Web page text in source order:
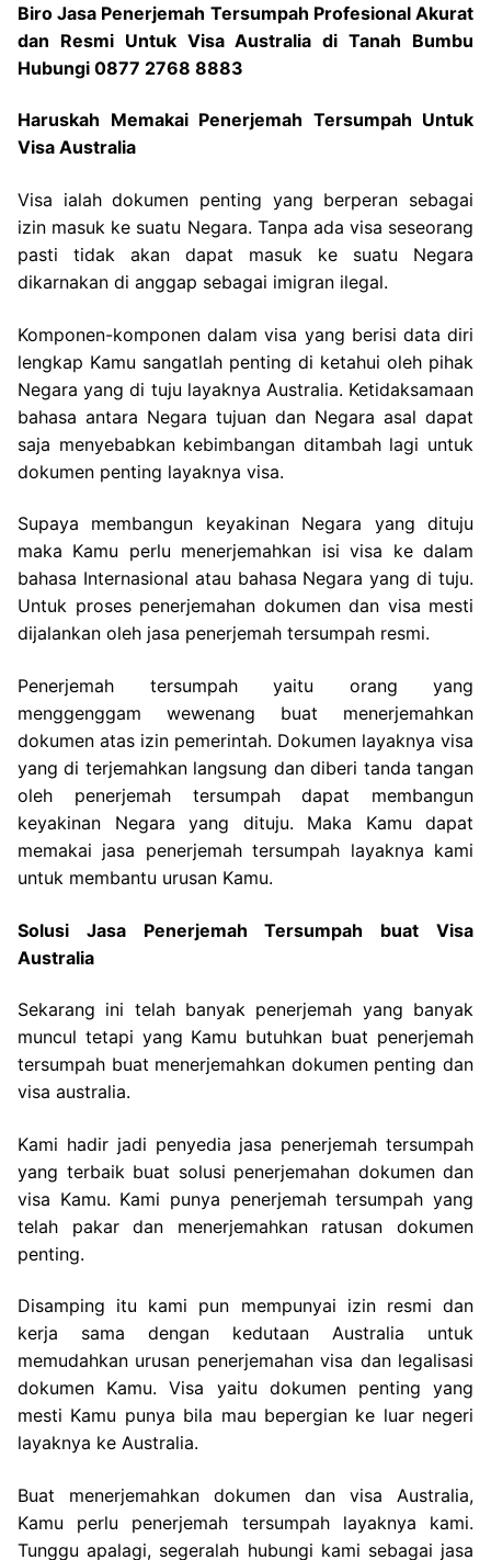
Biro Jasa Penerjemah Tersumpah Profesional Akurat
dan Resmi Untuk Visa Australia di Tanah Bumbu
Hubungi 0877 2768 8883
Haruskah Memakai Penerjemah Tersumpah Untuk
Visa Australia
Visa ialah dokumen penting yang berperan sebagai
izin masuk ke suatu Negara. Tanpa ada visa seseorang
pasti tidak akan dapat masuk ke suatu Negara
dikarnakan di anggap sebagai imigran ilegal.
Komponen-komponen dalam visa yang berisi data diri
lengkap Kamu sangatlah penting di ketahui oleh pihak
Negara yang di tuju layaknya Australia. Ketidaksamaan
bahasa antara Negara tujuan dan Negara asal dapat
saja menyebabkan kebimbangan ditambah lagi untuk
dokumen penting layaknya visa.
Supaya membangun keyakinan Negara yang dituju
maka Kamu perlu menerjemahkan isi visa ke dalam
bahasa Internasional atau bahasa Negara yang di tuju.
Untuk proses penerjemahan dokumen dan visa mesti
dijalankan oleh jasa penerjemah tersumpah resmi.
Penerjemah tersumpah yaitu orang yang
menggenggam wewenang buat menerjemahkan
dokumen atas izin pemerintah. Dokumen layaknya visa
yang di terjemahkan langsung dan diberi tanda tangan
oleh penerjemah tersumpah dapat membangun
keyakinan Negara yang dituju. Maka Kamu dapat
memakai jasa penerjemah tersumpah layaknya kami
untuk membantu urusan Kamu.
Solusi Jasa Penerjemah Tersumpah buat Visa
Australia
Sekarang ini telah banyak penerjemah yang banyak
muncul tetapi yang Kamu butuhkan buat penerjemah
tersumpah buat menerjemahkan dokumen penting dan
visa australia.
Kami hadir jadi penyedia jasa penerjemah tersumpah
yang terbaik buat solusi penerjemahan dokumen dan
visa Kamu. Kami punya penerjemah tersumpah yang
telah pakar dan menerjemahkan ratusan dokumen
penting.
Disamping itu kami pun mempunyai izin resmi dan
kerja sama dengan kedutaan Australia untuk
memudahkan urusan penerjemahan visa dan legalisasi
dokumen Kamu. Visa yaitu dokumen penting yang
mesti Kamu punya bila mau bepergian ke luar negeri
layaknya ke Australia.
Buat menerjemahkan dokumen dan visa Australia,
Kamu perlu penerjemah tersumpah layaknya kami.
Tunggu apalagi, segeralah hubungi kami sebagai jasa